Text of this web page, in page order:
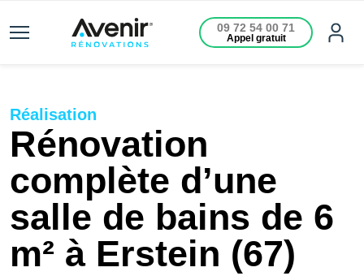
09 72 54 00 71
Appel gratuit
Réalisation
Rénovation
complète d’une
salle de bains de 6
m² à Erstein (67)